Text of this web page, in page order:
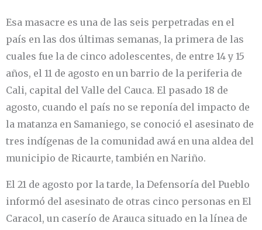
Esa masacre es una de las seis perpetradas en el
país en las dos últimas semanas, la primera de las
cuales fue la de cinco adolescentes, de entre 14 y 15
años, el 11 de agosto en un barrio de la periferia de
Cali, capital del Valle del Cauca. El pasado 18 de
agosto, cuando el país no se reponía del impacto de
la matanza en Samaniego, se conoció el asesinato de
tres indígenas de la comunidad awá en una aldea del
municipio de Ricaurte, también en Nariño.
El 21 de agosto por la tarde, la Defensoría del Pueblo
informó del asesinato de otras cinco personas en El
Caracol, un caserío de Arauca situado en la línea de